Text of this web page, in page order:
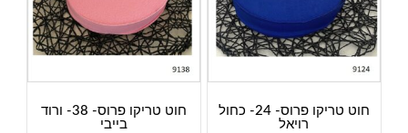
חוט טריקו פרוס- 24- כחול
רויאל
חוט טריקו פרוס- 38- ורוד
בייבי